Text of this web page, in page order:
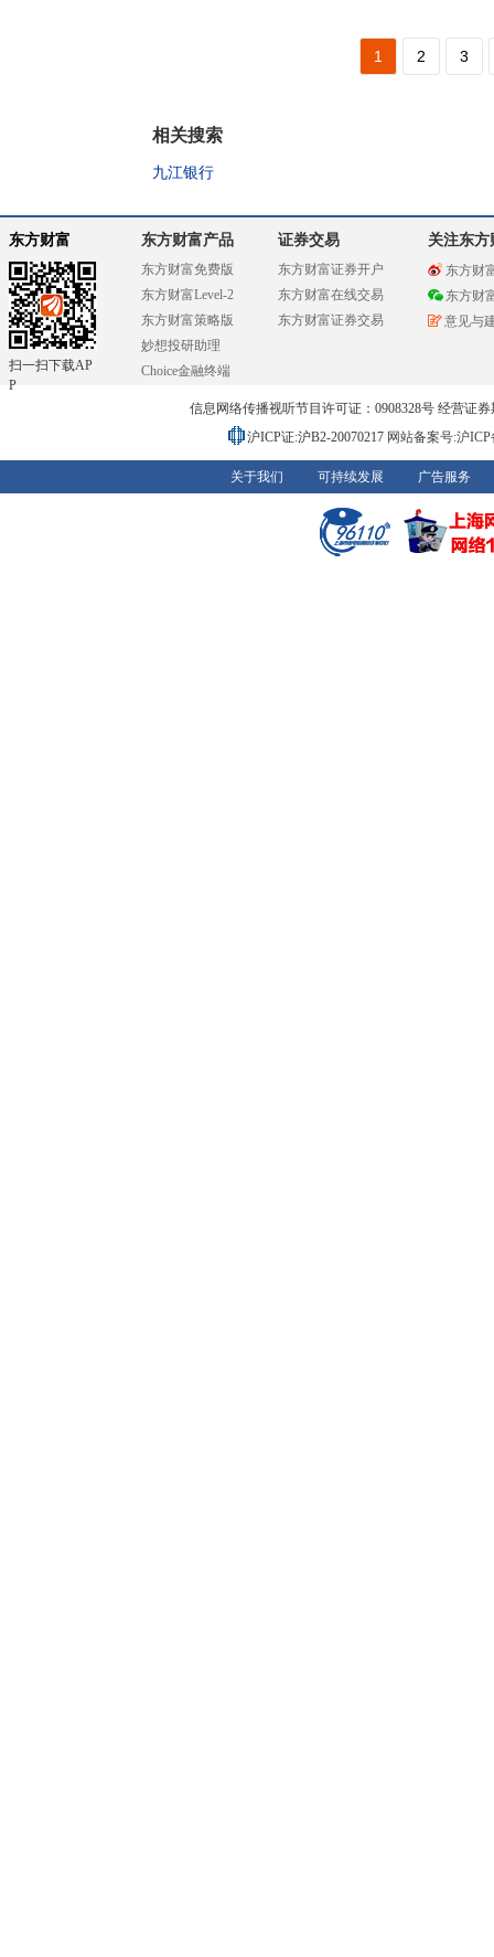
1 2 3
相关搜索
九江银行
东方财富
扫一扫下载AP
P
东方财富产品
东方财富免费版
东方财富Level-2
东方财富策略版
妙想投研助理
Choice金融终端
证券交易
东方财富证券开户
东方财富在线交易
东方财富证券交易
关注东方
东方财
东方财
意见与
信息网络传播视听节目许可证：0908328号 经营证
沪ICP证:沪B2-20070217 网站备案号:沪
关于我们 可持续发展 广告服务